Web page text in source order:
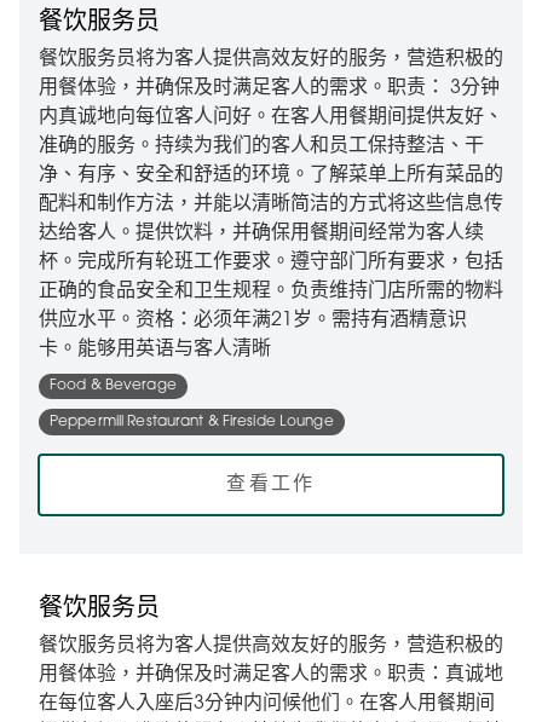
餐饮服务员
餐饮服务员将为客人提供高效友好的服务，营造积极的
用餐体验，并确保及时满足客人的需求。职责： 3分钟
内真诚地向每位客人问好。在客人用餐期间提供友好、
准确的服务。持续为我们的客人和员工保持整洁、干
净、有序、安全和舒适的环境。了解菜单上所有菜品的
配料和制作方法，并能以清晰简洁的方式将这些信息传
达给客人。提供饮料，并确保用餐期间经常为客人续
杯。完成所有轮班工作要求。遵守部门所有要求，包括
正确的食品安全和卫生规程。负责维持门店所需的物料
供应水平。资格：必须年满21岁。需持有酒精意识
卡。能够用英语与客人清晰
Food & Beverage
Peppermill Restaurant & Fireside Lounge
查看工作
餐饮服务员
餐饮服务员将为客人提供高效友好的服务，营造积极的
用餐体验，并确保及时满足客人的需求。职责：真诚地
在每位客人入座后3分钟内问候他们。在客人用餐期间